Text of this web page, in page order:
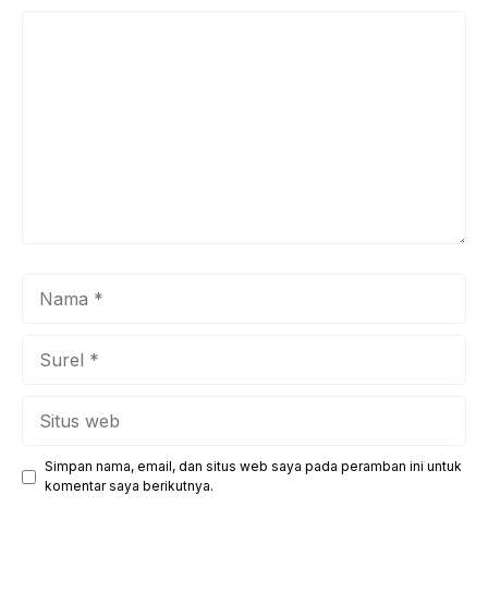
Simpan nama, email, dan situs web saya pada peramban ini untuk
komentar saya berikutnya.